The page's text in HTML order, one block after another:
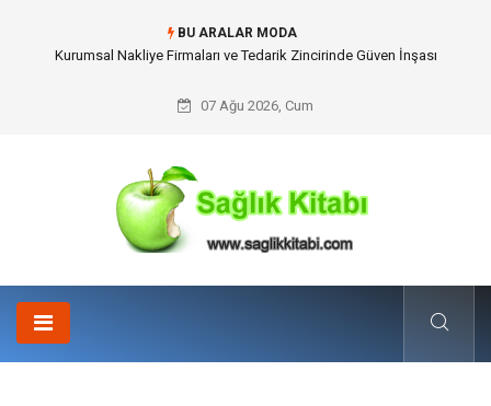
BU ARALAR MODA
Dalaman Kalkan Transfer: Kişiselleştirilmiş Hizmet Ve Uç Nokta Konforu
07 Ağu 2026, Cum